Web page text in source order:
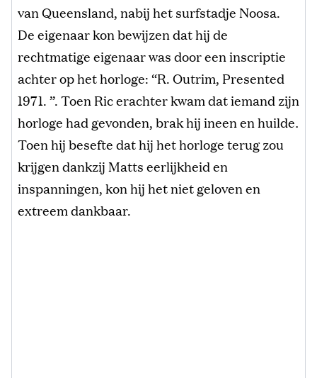
van Queensland, nabij het surfstadje Noosa.
De eigenaar kon bewijzen dat hij de
rechtmatige eigenaar was door een inscriptie
achter op het horloge: “R. Outrim, Presented
1971. ”. Toen Ric erachter kwam dat iemand zijn
horloge had gevonden, brak hij ineen en huilde.
Toen hij besefte dat hij het horloge terug zou
krijgen dankzij Matts eerlijkheid en
inspanningen, kon hij het niet geloven en
extreem dankbaar.